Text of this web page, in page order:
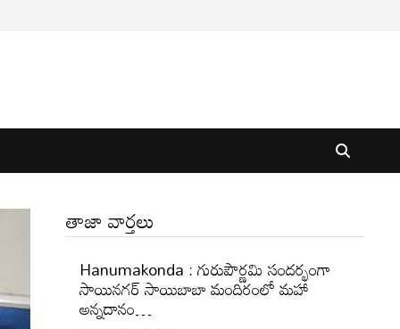
తాజా వార్తలు
Hanumakonda : గురుపౌర్ణమి సందర్భంగా
సాయినగర్‌ సాయిబాబా మందిరంలో మహా
అన్నదానం…